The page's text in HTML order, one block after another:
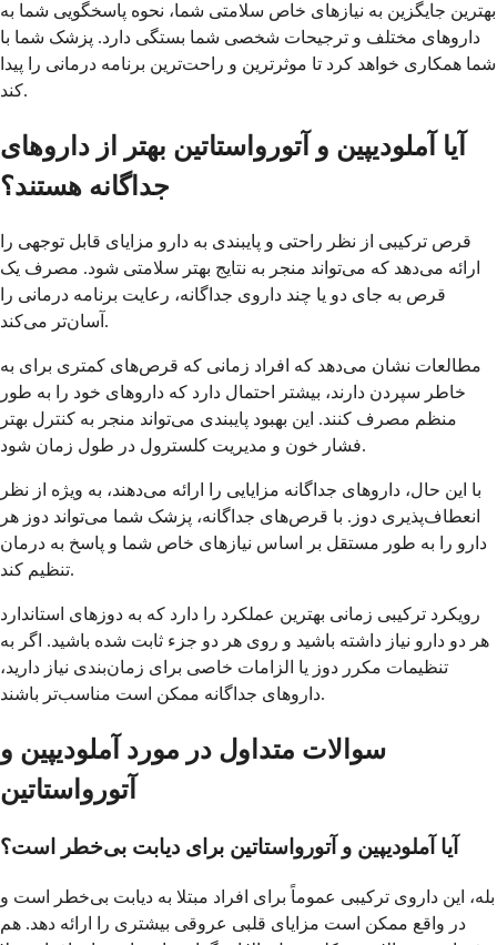
بهترین جایگزین به نیازهای خاص سلامتی شما، نحوه پاسخگویی شما به
داروهای مختلف و ترجیحات شخصی شما بستگی دارد. پزشک شما با
شما همکاری خواهد کرد تا موثرترین و راحت‌ترین برنامه درمانی را پیدا
کند.
آیا آملودیپین و آتورواستاتین بهتر از داروهای
جداگانه هستند؟
قرص ترکیبی از نظر راحتی و پایبندی به دارو مزایای قابل توجهی را
ارائه می‌دهد که می‌تواند منجر به نتایج بهتر سلامتی شود. مصرف یک
قرص به جای دو یا چند داروی جداگانه، رعایت برنامه درمانی را
آسان‌تر می‌کند.
مطالعات نشان می‌دهد که افراد زمانی که قرص‌های کمتری برای به
خاطر سپردن دارند، بیشتر احتمال دارد که داروهای خود را به طور
منظم مصرف کنند. این بهبود پایبندی می‌تواند منجر به کنترل بهتر
فشار خون و مدیریت کلسترول در طول زمان شود.
با این حال، داروهای جداگانه مزایایی را ارائه می‌دهند، به ویژه از نظر
انعطاف‌پذیری دوز. با قرص‌های جداگانه، پزشک شما می‌تواند دوز هر
دارو را به طور مستقل بر اساس نیازهای خاص شما و پاسخ به درمان
تنظیم کند.
رویکرد ترکیبی زمانی بهترین عملکرد را دارد که به دوزهای استاندارد
هر دو دارو نیاز داشته باشید و روی هر دو جزء ثابت شده باشید. اگر به
تنظیمات مکرر دوز یا الزامات خاصی برای زمان‌بندی نیاز دارید،
داروهای جداگانه ممکن است مناسب‌تر باشند.
سوالات متداول در مورد آملودیپین و
آتورواستاتین
آیا آملودیپین و آتورواستاتین برای دیابت بی‌خطر است؟
بله، این داروی ترکیبی عموماً برای افراد مبتلا به دیابت بی‌خطر است و
در واقع ممکن است مزایای قلبی عروقی بیشتری را ارائه دهد. هم